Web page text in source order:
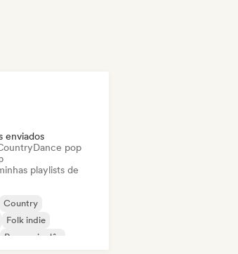
enviados
Dance pop
playlists de
Country
Folk indie
Rap em inglês